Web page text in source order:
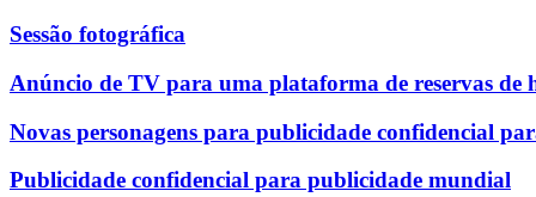
Sessão fotográfica
Anúncio de TV para uma plataforma de reservas de
Novas personagens para publicidade confidencial
Publicidade confidencial para publicidade mundial